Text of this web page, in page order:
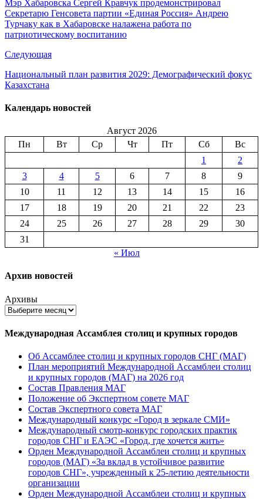
Мэр Хабаровска Сергей Кравчук продемонстрировал
Секретарю Генсовета партии «Единая Россия» Андрею
Турчаку как в Хабаровске налажена работа по
патриотическому воспитанию
Следующая
Национальный план развития 2029: Демографический фокус
Казахстана
Календарь новостей
Август 2026
Пн
Вт Ср Чт Пт Сб
Вс
1
2
3
4 5 6 7 8
9
10
11 12 13 14 15
16
17
18 19 20 21 22
23
24
25 26 27 28 29
30
31
« Июл
Архив новостей
Архивы
Международная Ассамблея столиц и крупных городов
Об Ассамблее столиц и крупных городов СНГ (МАГ)
План мероприятий Международной Ассамблеи столиц
и крупных городов (МАГ) на 2026 год
Состав Правления МАГ
Положение об Экспертном совете МАГ
Состав Экспертного совета МАГ
Международный конкурс «Город в зеркале СМИ»
Международный смотр-конкурс городских практик
городов СНГ и ЕАЭС «Город, где хочется жить»
Орден Международной Ассамблеи столиц и крупных
городов (МАГ) «За вклад в устойчивое развитие
городов СНГ», учрежденный к 25-летию деятельности
организации
Орден Международной Ассамблеи столиц и крупных